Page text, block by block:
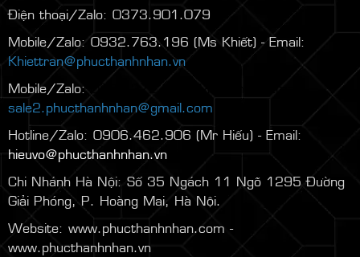
Điện thoại/Zalo: 0373.901.079
Mobile/Zalo: 0932.763.196 (Ms Khiết) - Email:
Khiettran@phucthanhnhan.vn
Mobile/Zalo:
0986.272.500
sale2.phucthanhnhan@gmail.com
Hotline/Zalo: 0906.462.906 (Mr Hiếu) - Email:
hieuvo@phucthanhnhan.vn
Chi Nhánh Hà Nội: Số 35 Ngách 11 Ngõ 1295 Đường
Giải Phóng, P. Hoàng Mai, Hà Nội.
Website: www.phucthanhnhan.com -
www.phucthanhnhan.vn